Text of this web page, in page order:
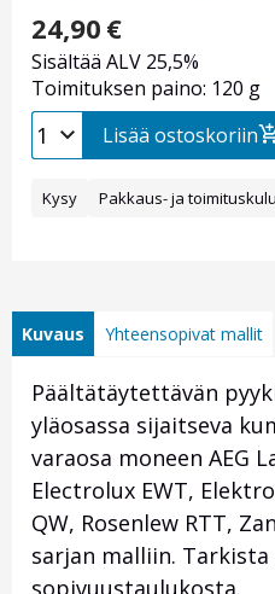
24,90 €
Sisältää ALV 25,5%
Toimituksen paino: 120 g
Lisää ostoskoriin
Kysy Pakkaus- ja
Kuvaus Yhteensopivat mallit
Päältätäytettävän
yläosassa sijaitseva
varaosa moneen AEG
Electrolux EWT,
QW, Rosenlew RTT,
sarjan malliin.
sopivuustaulukosta.